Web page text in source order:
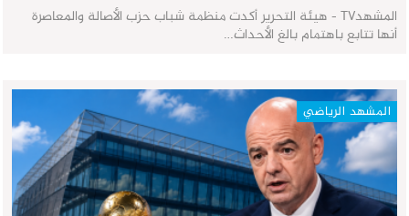
المشهدTV - هيئة التحرير أكدت منظمة شباب حزب الأصالة والمعاصرة
أنها تتابع باهتمام بالغ الأحداث…
المشهد الرياضي